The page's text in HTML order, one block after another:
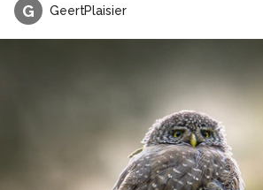
G GeertPlaisier